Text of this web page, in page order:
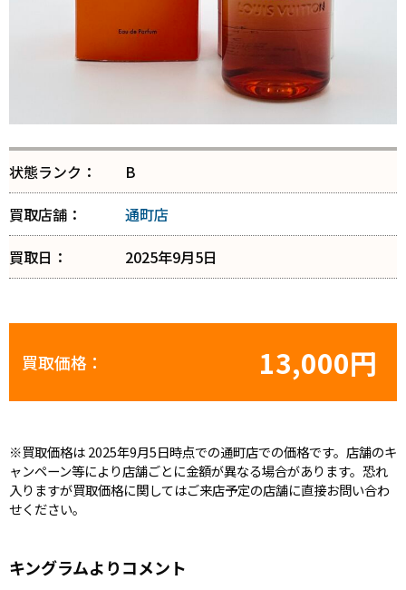
状態ランク：
B
買取店舗：
通町店
買取日：
2025年9月5日
買取価格： 13,000円
※買取価格は 2025年9月5日時点での通町店での価格です。店舗のキ
ャンペーン等により店舗ごとに金額が異なる場合があります。恐れ
入りますが買取価格に関してはご来店予定の店舗に直接お問い合わ
せください。
キングラムよりコメント